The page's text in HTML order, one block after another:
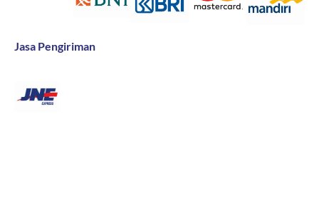
Jasa Pengiriman